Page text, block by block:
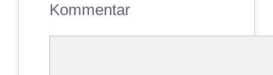
Kommentar